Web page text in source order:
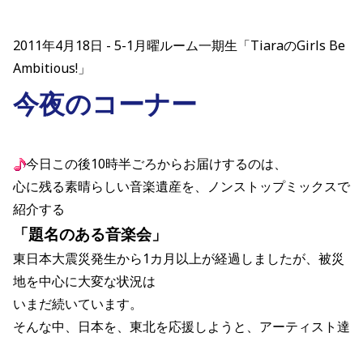
2011年4月18日
5-1月曜ルーム一期生「TiaraのGirls Be
Ambitious!」
今夜のコーナー
今日この後10時半ごろからお届けするのは、
心に残る素晴らしい音楽遺産を、ノンストップミックスで
紹介する
「題名のある音楽会」
東日本大震災発生から1カ月以上が経過しましたが、被災
地を中心に大変な状況は
いまだ続いています。
そんな中、日本を、東北を応援しようと、アーティスト達